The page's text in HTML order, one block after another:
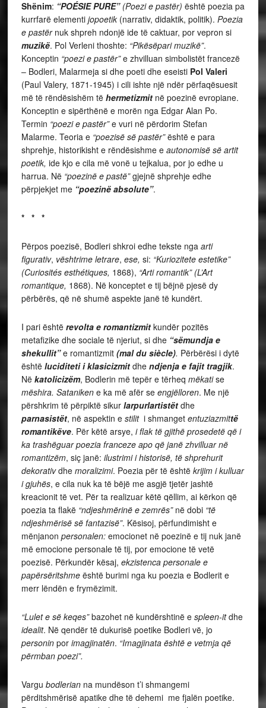
Shënim: “POÉSIE PURE”(Poezi e pastër) është poezia pa
kurrfarë elementi jopoetik(narrativ, didaktik, politik). Poezia
e pastërnuk shpreh ndonjë ide të caktuar, por vepron si
muzikë. Pol Verleni thoshte: “Pikësëpari muzikë”.
Konceptin “poezi e pastër”e zhvilluan simbolistët francezë
– Bodleri, Malarmeja si dhe poeti dhe eseisti Pol Valeri
(Paul Valery, 1871-1945) i cili ishte një ndër përfaqësuesit
më të rëndësishëm të hermetizmitnë poezinë evropiane.
Konceptin e sipërthënë e morën nga Edgar Alan Po.
Termin “poezi e pastër”e vuri në përdorim Stefan
Malarme. Teoria e “poezisë së pastër”është e para
shprehje, historikisht e rëndësishme e autonomisë së artit
poetik, ide kjo e cila më vonë u tejkalua, por jo edhe u
harrua. Në “poezinë e pastë”gjejnë shprehje edhe
përpjekjet me “poezinë absolute”.
* * *
Përpos poezisë, Bodleri shkroi edhe tekste nga arti
figurativ, vështrime letrare, ese, si: “Kuriozitete estetike”
(Curiosités esthétiques, 1868), “Arti romantik” (L’Art
romantique, 1868). Në konceptet e tij bëjnë pjesë dy
përbërës, që në shumë aspekte janë të kundërt.
I pari është revolta e romantizmit kundër pozitës
metafizike dhe sociale të njeriut, si dhe “sëmundja e
shekullit”e romantizmit (mal du siècle). Përbërësi i dytë
është luciditeti i klasicizmitdhe ndjenja e fajit tragjik.
Në katolicizëm, Bodlerin më tepër e tërheq mëkatise
mëshira. Sataniken e ka më afër se engjëlloren. Me një
përshkrim të përpiktë sikur larpurlartistët dhe
parnasistët, në aspektin e stilit i shmanget entuziazmittë
romantikëve. Për këtë arsye, i flak të gjithë prosedetë që i
ka trashëguar poezia franceze apo që janë zhvilluar në
romantizëm, siç janë: ilustrimi i historisë, të shprehurit
dekorativdhe moralizimi. Poezia për të është krijim i kulluar
i gjuhës, e cila nuk ka të bëjë me asgjë tjetër jashtë
kreacionit të vet. Për ta realizuar këtë qëllim, ai kërkon që
poezia ta flakë “ndjeshmërinë e zemrës”në dobi “të
ndjeshmërisë së fantazisë”. Kësisoj, përfundimisht e
mënjanon personalen: emocionet në poezinë e tij nuk janë
më emocione personale të tij, por emocione të vetë
poezisë. Përkundër kësaj, ekzistenca personale e
papërsëritshmeështë burimi nga ku poezia e Bodlerit e
merr lëndën e frymëzimit.
“Lulet e së keqes”bazohet në kundërshtinë e spleen-itdhe
idealit. Në qendër të dukurisë poetike Bodleri vë, jo
personin por imagjinatën. “Imagjinata është e vetmja që
përmban poezi”.
Vargu bodlerian na mundëson t’i shmangemi
përditshmërisë apatike dhe të dehemi me fjalën poetike.